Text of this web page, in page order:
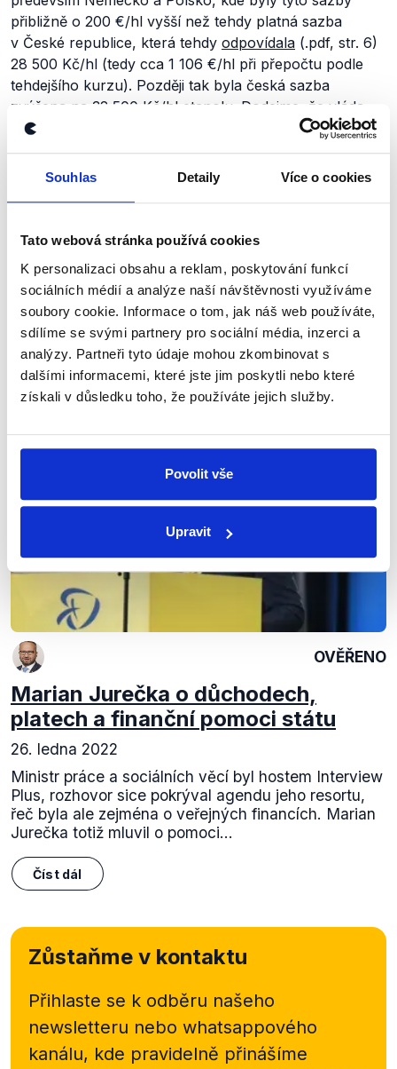
Souhlas Detaily Více o cookies
Tato webová stránka používá cookies
K personalizaci obsahu a reklam, poskytování funkcí
sociálních médií a analýze naší návštěvnosti využíváme
soubory cookie. Informace o tom, jak náš web používáte,
sdílíme se svými partnery pro sociální média, inzerci a
analýzy. Partneři tyto údaje mohou zkombinovat s
dalšími informacemi, které jste jim poskytli nebo které
získali v důsledku toho, že používáte jejich služby.
Povolit vše
Upravit
přibližně o 200 €/hl vyšší než tehdy platná sazba
v České republice, která tehdy odpovídala (.pdf, str. 6)
28 500 Kč/hl (tedy cca 1 106 €/hl při přepočtu podle
tehdejšího kurzu). Později tak byla česká sazba
zvýšena na 32 500 Kč/hl etanolu. Dodejme, že vláda
Andreje Babiše tehdy navýšení daně z alkoholu
odůvodňovala mimo jiné také tím, že jejdoporučuje
(.pdf, str. 18) Organizace pro hospodářskou spolupráci
Na závěr tedy shrňme, že koaliční program vládní
i zvyšování – spotřební daně. K jejím úpravám také
v průběhu let dochází především kvůli změnám směrnic
EU, ale například také ve spojitosti se situací
v zahraničí. Výrok Mariana Jurečky proto hodnotíme
jako pravdivý.
OVĚŘENO
Marian Jurečka o důchodech,
platech a finanční pomoci státu
26. ledna 2022
Ministr práce a sociálních věcí byl hostem Interview
Plus, rozhovor sice pokrýval agendu jeho resortu,
řeč byla ale zejména o veřejných financích. Marian
Jurečka totiž mluvil o pomoci...
Číst dál
Zůstaňme v kontaktu
Přihlaste se k odběru našeho
newsletteru nebo whatsappového
kanálu, kde pravidelně přinášíme